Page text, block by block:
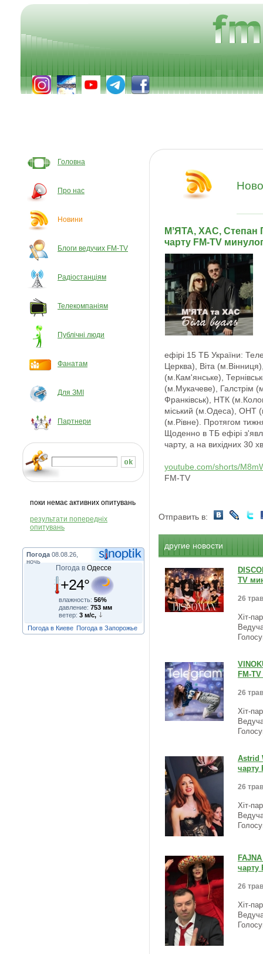
Головна
Про нас
Новини
Блоги ведучих FM-TV
Радіостанціям
Телекомпаніям
Публічні люди
Фанатам
Для ЗМІ
Партнери
поки немає активних опитувань
результати попередніх
опитувань
Погода 08.08.26,
ночь
Погода в Одессе
+24°
влажность: 56%
давление: 753 мм
ветер: 3 м/с,
Погода в Киеве Погода в Запорожье
МʼЯТА, ХАС, Степан
чарту FM-TV
ефірі 15 ТБ України:
Церква), Віта
(м.Кам'янське),
(м.Мукачеве), Галстрім
Франківськ), НТК
міський (м.Одеса), ОНТ
(м.Рівне). Протягом
Щоденно в ТБ ефірі
чарту, а на вихідних 30
youtube.com/shorts/
FM-TV
Отправить в:
другие новости
TV
26
Хіт-
FM-
26
Хіт-
Astrid
чарту
26
Хіт-
чарту
26
Хіт-